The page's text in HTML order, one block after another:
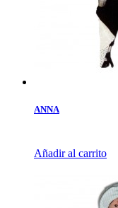
ANNA
Añadir al carrito